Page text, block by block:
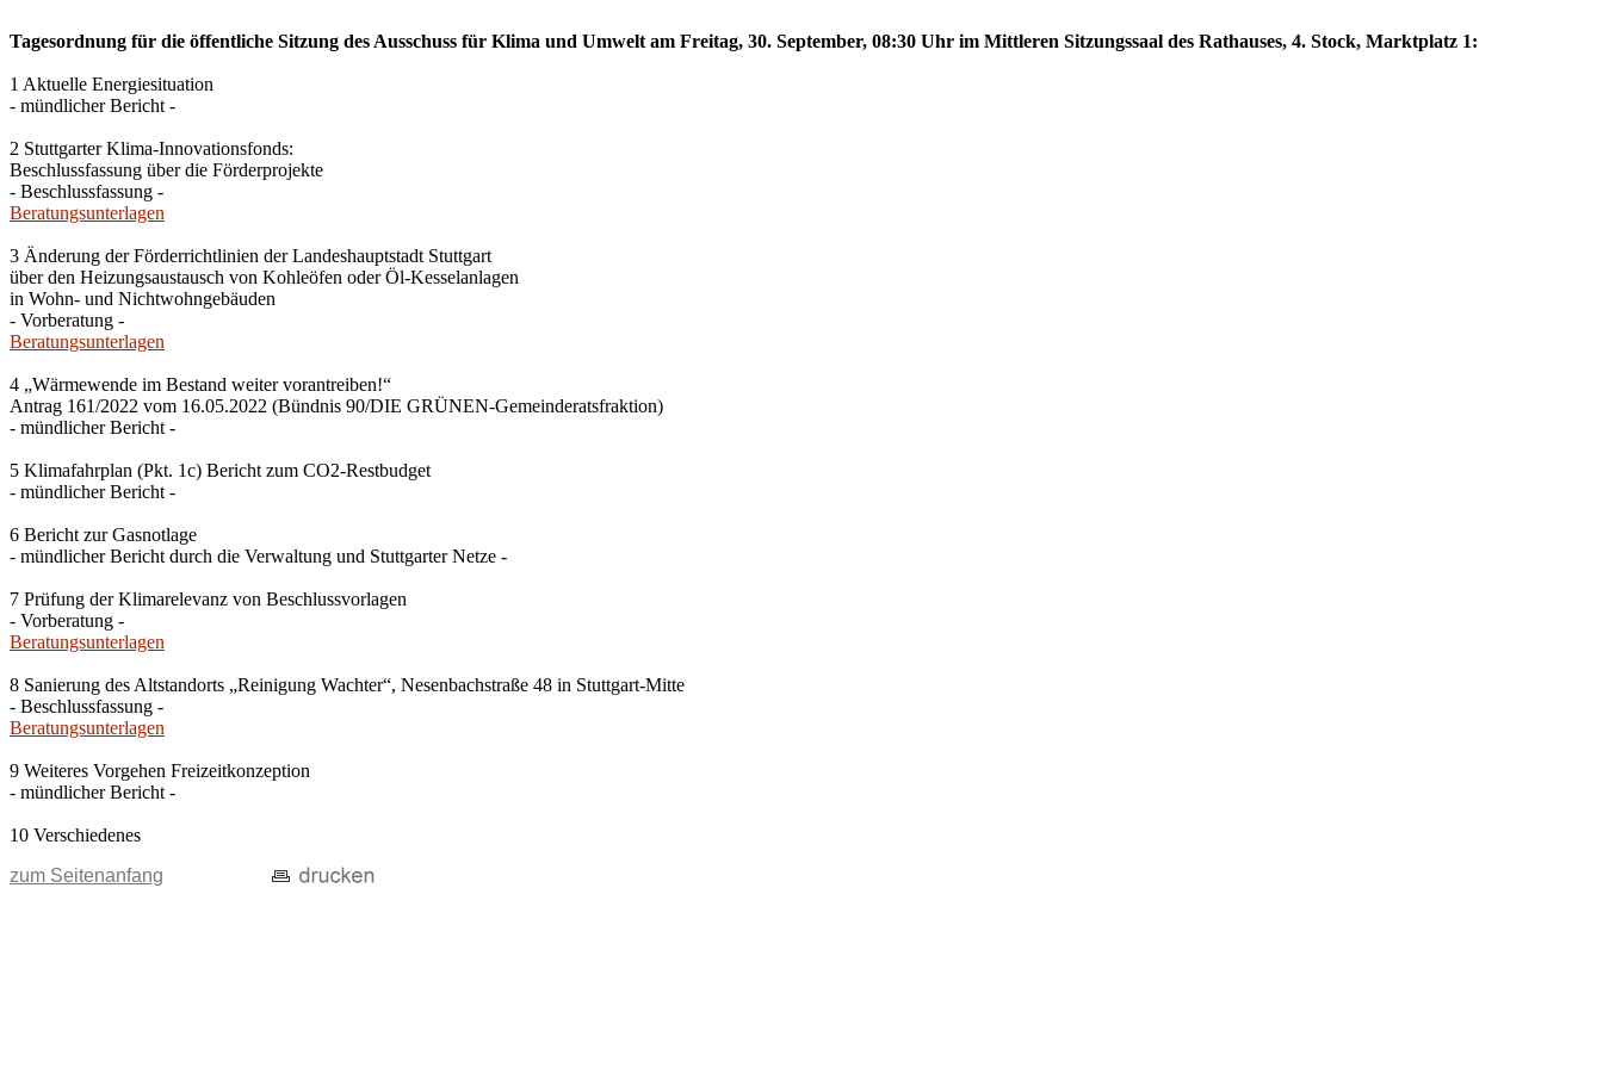
Tagesordnung für die öffentliche Sitzung des Ausschuss für Klima und Umwelt am Freitag, 30. September, 08:30 Uhr im Mittleren Sitzungssaal des Rathauses, 4. Stock, Marktplatz 1:
1 Aktuelle Energiesituation
- mündlicher Bericht -
2 Stuttgarter Klima-Innovationsfonds:
Beschlussfassung über die Förderprojekte
- Beschlussfassung -
Beratungsunterlagen
3 Änderung der Förderrichtlinien der Landeshauptstadt Stuttgart
über den Heizungsaustausch von Kohleöfen oder Öl-Kesselanlagen
in Wohn- und Nichtwohngebäuden
- Vorberatung -
Beratungsunterlagen
4 „Wärmewende im Bestand weiter vorantreiben!“
Antrag 161/2022 vom 16.05.2022 (Bündnis 90/DIE GRÜNEN-Gemeinderatsfraktion)
- mündlicher Bericht -
5 Klimafahrplan (Pkt. 1c) Bericht zum CO2-Restbudget
- mündlicher Bericht -
6 Bericht zur Gasnotlage
- mündlicher Bericht durch die Verwaltung und Stuttgarter Netze -
7 Prüfung der Klimarelevanz von Beschlussvorlagen
- Vorberatung -
Beratungsunterlagen
8 Sanierung des Altstandorts „Reinigung Wachter“, Nesenbachstraße 48 in Stuttgart-Mitte
- Beschlussfassung -
Beratungsunterlagen
9 Weiteres Vorgehen Freizeitkonzeption
- mündlicher Bericht -
10 Verschiedenes
zum Seitenanfang